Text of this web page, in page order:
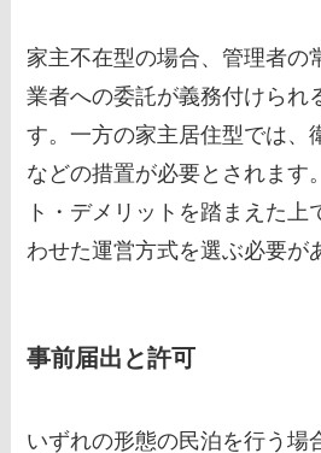
家主不在型の場合、管理者の
業者への委託が義務付けられ
す。一方の家主居住型では、
などの措置が必要とされます
ト・デメリットを踏まえた上
わせた運営方式を選ぶ必要が
事前届出と許可
いずれの形態の民泊を行う場